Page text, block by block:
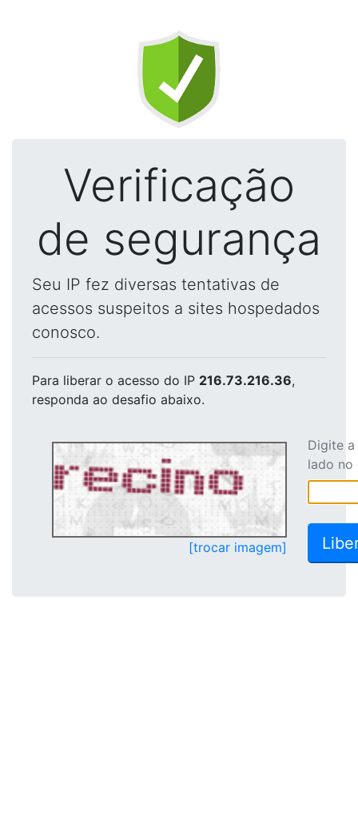
Verificação
de segurança
Seu IP fez diversas tentativas de
acessos suspeitos a sites hospedados
conosco.
Para liberar o acesso do IP 216.73.216.36,
responda ao desafio abaixo.
[trocar imagem]
Digite
lado no